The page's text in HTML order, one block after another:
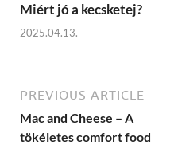
Miért jó a kecsketej?
2025.04.13.
PREVIOUS ARTICLE
Mac and Cheese – A
tökéletes comfort food